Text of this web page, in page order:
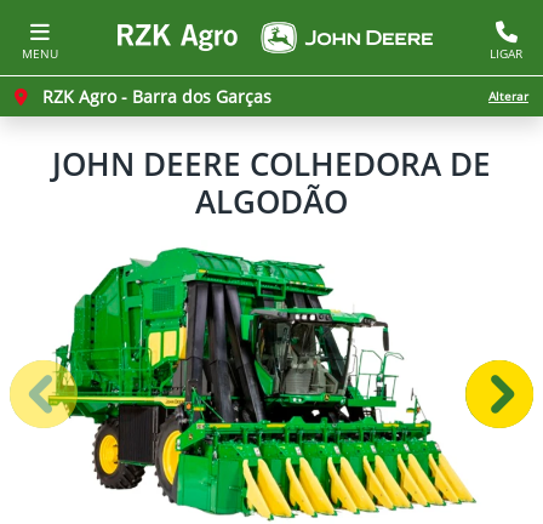
MENU LIGAR
RZK Agro - Barra dos Garças Alterar
JOHN DEERE COLHEDORA DE
ALGODÃO
Anterior